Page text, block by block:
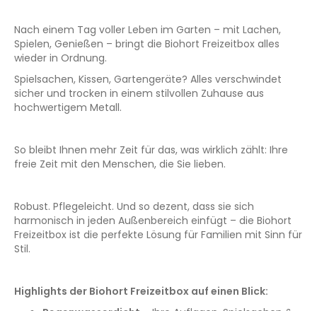
Nach einem Tag voller Leben im Garten – mit Lachen,
Spielen, Genießen – bringt die Biohort Freizeitbox alles
wieder in Ordnung.
Spielsachen, Kissen, Gartengeräte? Alles verschwindet
sicher und trocken in einem stilvollen Zuhause aus
hochwertigem Metall.
So bleibt Ihnen mehr Zeit für das, was wirklich zählt: Ihre
freie Zeit mit den Menschen, die Sie lieben.
Robust. Pflegeleicht. Und so dezent, dass sie sich
harmonisch in jeden Außenbereich einfügt – die Biohort
Freizeitbox ist die perfekte Lösung für Familien mit Sinn für
Stil.
Highlights der Biohort Freizeitbox auf einen Blick: